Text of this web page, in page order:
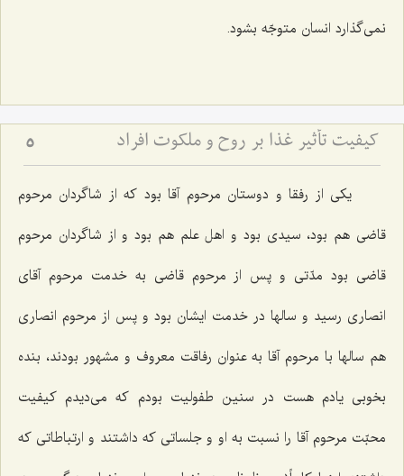
نمی‌گذارد انسان متوجّه بشود.
کیفیت تأثیر غذا بر روح و ملکوت افراد 5
یكی از رفقا و دوستان مرحوم آقا بود كه از شاگردان مرحوم
قاضی هم بود، سیدی بود و اهل علم هم بود و از شاگردان مرحوم
قاضی بود مدّتی و پس از مرحوم قاضی به خدمت مرحوم آقای
انصاری رسید و سالها در خدمت ایشان بود و پس از مرحوم انصاری
هم سالها با مرحوم آقا به عنوان رفاقت معروف و مشهور بودند، بنده
بخوبی یادم هست در سنین طفولیت بودم كه می‌دیدم كیفیت
محبّت مرحوم آقا را نسبت به او و جلساتی كه داشتند و ارتباطاتی كه